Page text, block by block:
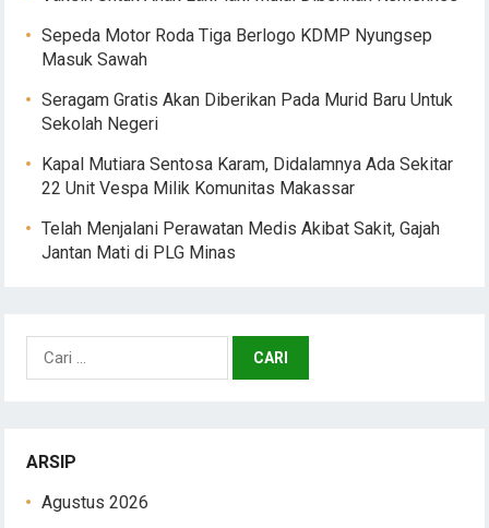
Sepeda Motor Roda Tiga Berlogo KDMP Nyungsep
Masuk Sawah
Seragam Gratis Akan Diberikan Pada Murid Baru Untuk
Sekolah Negeri
Kapal Mutiara Sentosa Karam, Didalamnya Ada Sekitar
22 Unit Vespa Milik Komunitas Makassar
Telah Menjalani Perawatan Medis Akibat Sakit, Gajah
Jantan Mati di PLG Minas
Cari
untuk:
ARSIP
Agustus 2026